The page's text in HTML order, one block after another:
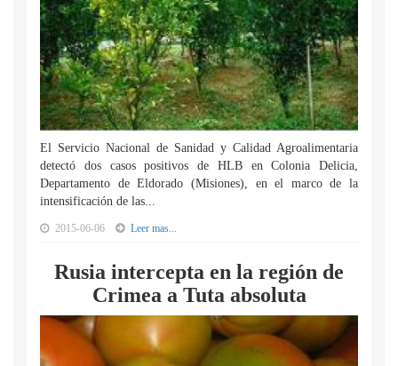
El Servicio Nacional de Sanidad y Calidad Agroalimentaria
detectó dos casos positivos de HLB en Colonia Delicia,
Departamento de Eldorado (Misiones), en el marco de la
intensificación de las...
2015-06-06 Leer mas...
Rusia intercepta en la región de
Crimea a Tuta absoluta